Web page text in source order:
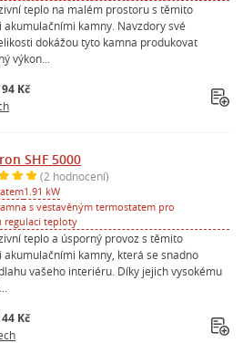
teplo na malém prostoru s těmito
akumulačními kamny. Navzdory své
dokážou tyto kamna produkovat
výkon...
Kč
SHF 5000
(2 hodnocení)
1.91 kW
s vestavěným termostatem pro
regulaci teploty
teplo a úsporný provoz s těmito
akumulačními kamny, která se snadno
vašeho interiéru. Díky jejich vysokému
Kč